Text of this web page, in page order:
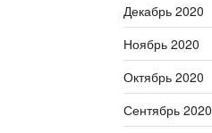
Декабрь 2020
Ноябрь 2020
Октябрь 2020
Сентябрь 2020